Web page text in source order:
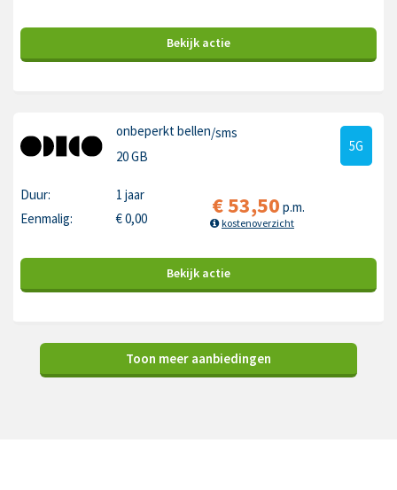
Bekijk actie
onbeperkt bellen/sms
20 GB
5G
Duur:
1 jaar
Eenmalig:
€0,00 €53,50 p.m.
kostenoverzicht
Bekijk actie
Toon meer aanbiedingen